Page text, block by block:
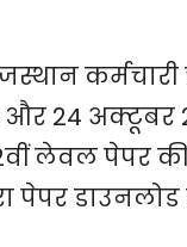
कर्मचारी
24 अक्टूबर
लेवल पेपर
पेपर